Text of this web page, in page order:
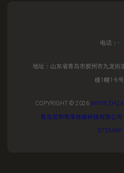
电话：-
地址：山东省青岛市胶州市九龙街
楼1幢1-8号
COPYRIGHT © 2026
青岛至和尊享传媒科技有限公司
SITEMAP